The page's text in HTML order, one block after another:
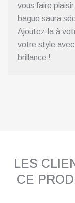
vous faire
bague saura
Ajoutez-la à
votre style
brillance !
LES
CE